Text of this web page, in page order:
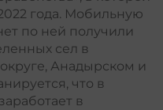
года. Мобильную
по ней получили
сел в
Анадырском и
что в
в